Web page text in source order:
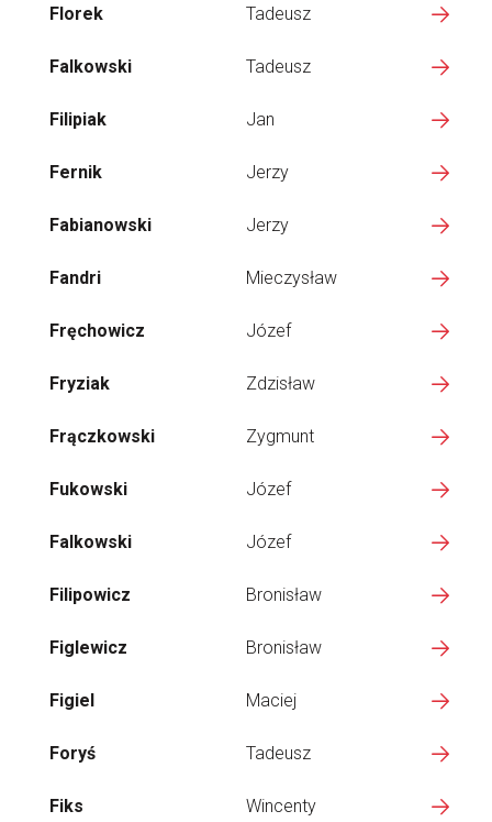
Florek Tadeusz
Falkowski Tadeusz
Filipiak Jan
Fernik Jerzy
Fabianowski Jerzy
Fandri Mieczysław
Fręchowicz Józef
Fryziak Zdzisław
Frączkowski Zygmunt
Fukowski Józef
Falkowski Józef
Filipowicz Bronisław
Figlewicz Bronisław
Figiel Maciej
Foryś Tadeusz
Fiks Wincenty